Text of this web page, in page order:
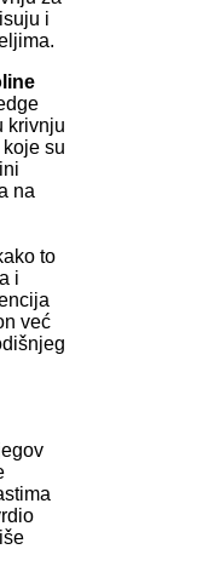
i
krivnju
su
na
to
i
već